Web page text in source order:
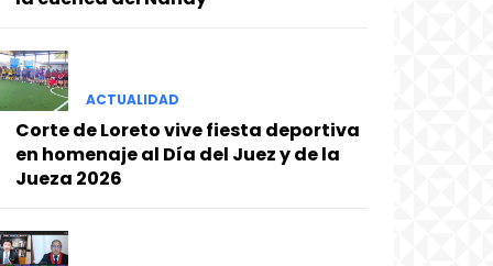
ACTUALIDAD
Corte de Loreto vive fiesta deportiva
en homenaje al Día del Juez y de la
Jueza 2026